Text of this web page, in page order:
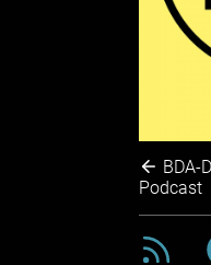
BDA-
Podcast